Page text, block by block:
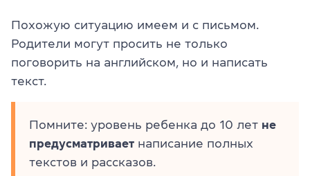
Похожую ситуацию имеем и с письмом.
Родители могут просить не только
поговорить на английском, но и написать
текст.
Помните: уровень ребенка до 10 лет не
предусматривает написание полных
текстов и рассказов.